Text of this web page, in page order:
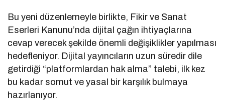
Bu yeni düzenlemeyle birlikte, Fikir ve Sanat
Eserleri Kanunu’nda dijital çağın ihtiyaçlarına
cevap verecek şekilde önemli değişiklikler yapılması
hedefleniyor. Dijital yayıncıların uzun süredir dile
getirdiği “platformlardan hak alma” talebi, ilk kez
bu kadar somut ve yasal bir karşılık bulmaya
hazırlanıyor.